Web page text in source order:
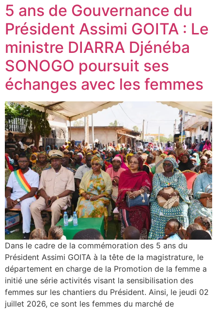
5 ans de Gouvernance du
Président Assimi GOITA : Le
ministre DIARRA Djénéba
SONOGO poursuit ses
échanges avec les femmes
Dans le cadre de la commémoration des 5 ans du
Président Assimi GOITA à la tête de la magistrature, le
département en charge de la Promotion de la femme a
initié une série activités visant la sensibilisation des
femmes sur les chantiers du Président. Ainsi, le jeudi 02
juillet 2026, ce sont les femmes du marché de